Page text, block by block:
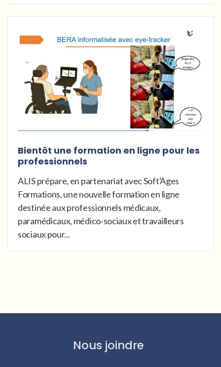
Bientôt une formation en ligne pour les
professionnels
ALIS prépare, en partenariat avec Soft'Ages
Formations, une nouvelle formation en ligne
destinée aux professionnels médicaux,
paramédicaux, médico-sociaux et travailleurs
sociaux pour...
Nous joindre